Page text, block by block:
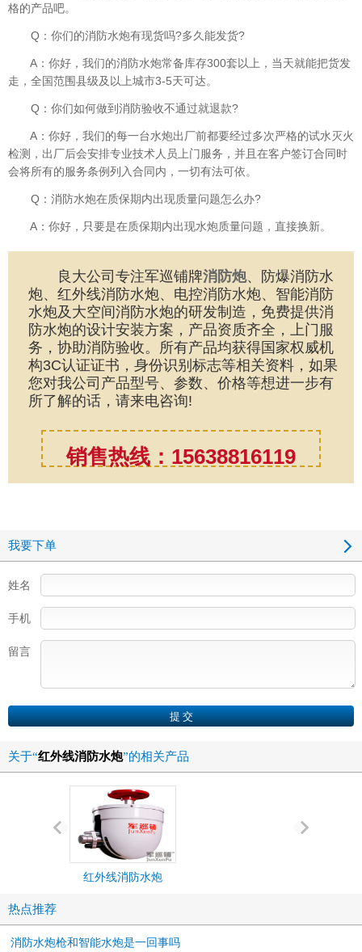
格的产品吧。
Q：你们的消防水炮有现货吗?多久能发货?
A：你好，我们的消防水炮常备库存300套以上，当天就能把货发
走，全国范围县级及以上城市3-5天可达。
Q：你们如何做到消防验收不通过就退款?
A：你好，我们的每一台水炮出厂前都要经过多次严格的试水灭火
检测，出厂后会安排专业技术人员上门服务，并且在客户签订合同时
会将所有的服务条例列入合同内，一切有法可依。
Q：消防水炮在质保期内出现质量问题怎么办?
A：你好，只要是在质保期内出现水炮质量问题，直接换新。
良大公司专注军巡铺牌消防炮、防爆消防水
炮、红外线消防水炮、电控消防水炮、智能消防
水炮及大空间消防水炮的研发制造，免费提供消
防水炮的设计安装方案，产品资质齐全，上门服
务，协助消防验收。所有产品均获得国家权威机
构3C认证证书，身份识别标志等相关资料，如果
您对我公司产品型号、参数、价格等想进一步有
所了解的话，请来电咨询!
销售热线：15638816119
我要下单
姓名
手机
留言
关于“红外线消防水炮”的相关产品
红外线消防水炮
热点推荐
消防水炮枪和智能水炮是一回事吗